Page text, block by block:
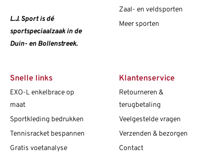
L.J. Sport is dé
sportspeciaalzaak in de
Duin- en Bollenstreek.
Zaal- en veldsporten
Meer sporten
Snelle links
EXO-L enkelbrace op
maat
Sportkleding bedrukken
Tennisracket bespannen
Gratis voetanalyse
Klantenservice
Retourneren &
terugbetaling
Veelgestelde vragen
Verzenden & bezorgen
Contact